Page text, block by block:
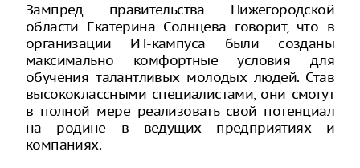
Зампред правительства Нижегородской
области Екатерина Солнцева говорит, что в
организации ИТ-кампуса были созданы
максимально комфортные условия для
обучения талантливых молодых людей. Став
высококлассными специалистами, они смогут
в полной мере реализовать свой потенциал
на родине в ведущих предприятиях и
компаниях.